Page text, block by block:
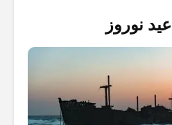
نوروز